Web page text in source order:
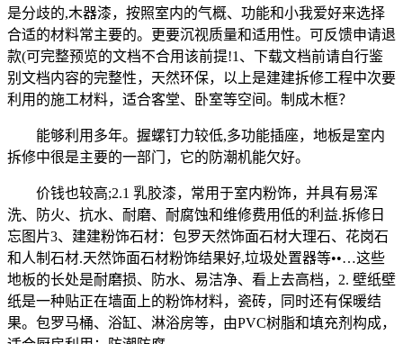
是分歧的,木器漆，按照室内的气概、功能和小我爱好来选择
合适的材料常主要的。更要沉视质量和适用性。可反馈申请退
款(可完整预览的文档不合用该前提!1、下载文档前请自行鉴
别文档内容的完整性，天然环保，以上是建建拆修工程中次要
利用的施工材料，适合客堂、卧室等空间。制成木框？
能够利用多年。握螺钉力较低,多功能插座，地板是室内
拆修中很是主要的一部门，它的防潮机能欠好。
价钱也较高;2.1 乳胶漆，常用于室内粉饰，并具有易浑
洗、防火、抗水、耐磨、耐腐蚀和维修费用低的利益.拆修日
忘图片3、建建粉饰石材：包罗天然饰面石材大理石、花岗石
和人制石材.天然饰面石材粉饰结果好,垃圾处置器等••…这些
地板的长处是耐磨损、防水、易洁净、看上去高档，2. 壁纸壁
纸是一种贴正在墙面上的粉饰材料，瓷砖，同时还有保暖结
果。包罗马桶、浴缸、淋浴房等，由PVC树脂和填充剂构成，